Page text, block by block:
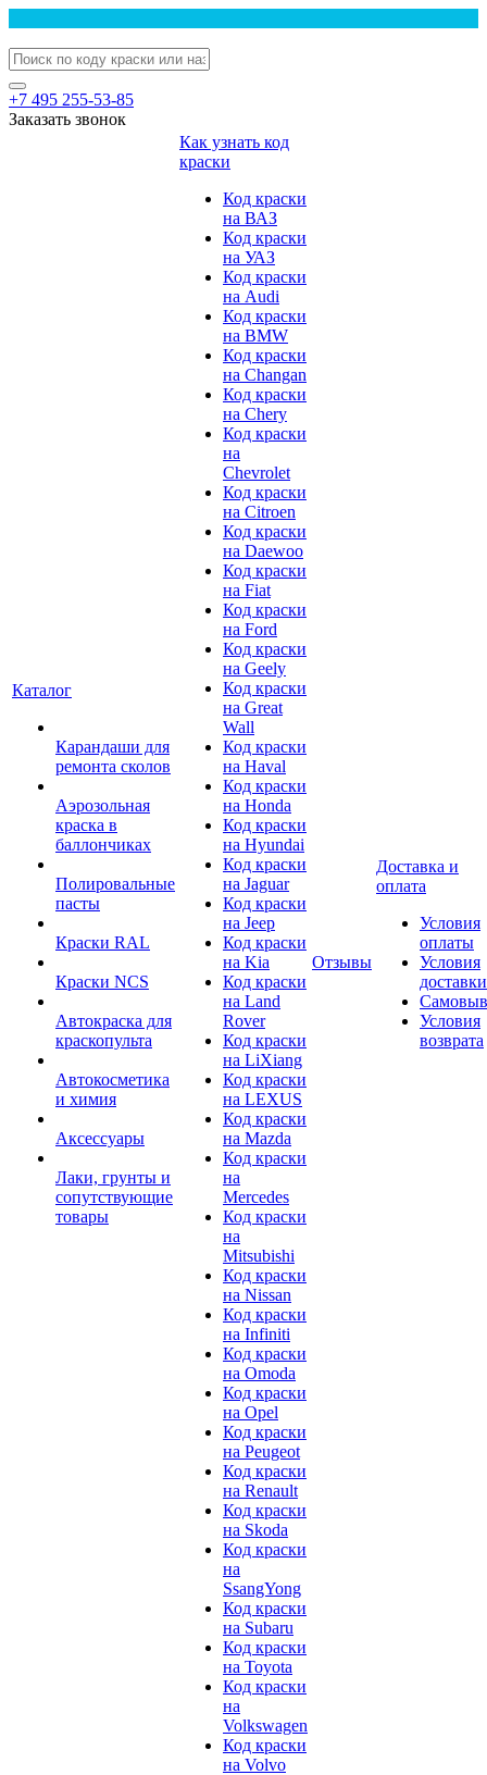
+7 495 255-53-85
Заказать звонок
Каталог
Карандаши для
ремонта сколов
Аэрозольная
краска в
баллончиках
Полировальные
пасты
Краски RAL
Краски NCS
Автокраска для
краскопульта
Автокосметика
и химия
Аксессуары
Лаки, грунты и
сопутствующие
товары
Как узнать код
краски
Код краски
на ВАЗ
Код краски
на УАЗ
Код краски
на Audi
Код краски
на BMW
Код краски
на Changan
Код краски
на Chery
Код краски
на
Chevrolet
Код краски
на Citroen
Код краски
на Daewoo
Код краски
на Fiat
Код краски
на Ford
Код краски
на Geely
Код краски
на Great
Wall
Код краски
на Haval
Код краски
на Honda
Код краски
на Hyundai
Код краски
на Jaguar
Код краски
на Jeep
Код краски
на Kia
Код краски
на Land
Rover
Код краски
на LiXiang
Код краски
на LEXUS
Код краски
на Mazda
Код краски
на
Mercedes
Код краски
на
Mitsubishi
Код краски
на Nissan
Код краски
на Infiniti
Код краски
на Omoda
Код краски
на Opel
Код краски
на Peugeot
Код краски
на Renault
Код краски
на Skoda
Код краски
на
SsangYong
Код краски
на Subaru
Код краски
на Toyota
Код краски
на
Volkswagen
Код краски
на Volvo
Отзывы
Доставка и
оплата
Условия
оплаты
Условия
доставки
Условия
возврата